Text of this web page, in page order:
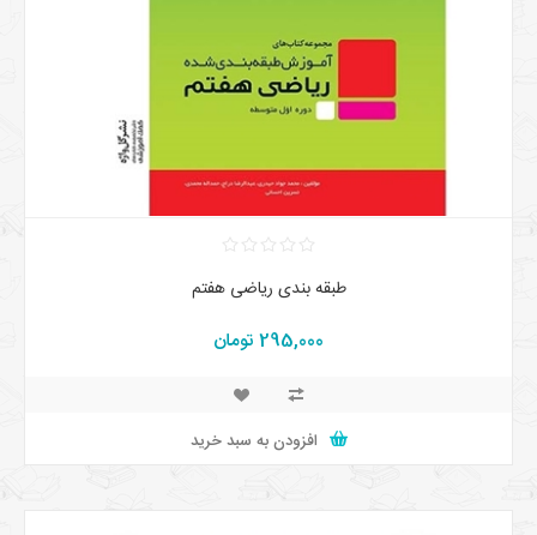
طبقه‌ بندی ریاضی هفتم
295,000 تومان
افزودن به سبد خرید